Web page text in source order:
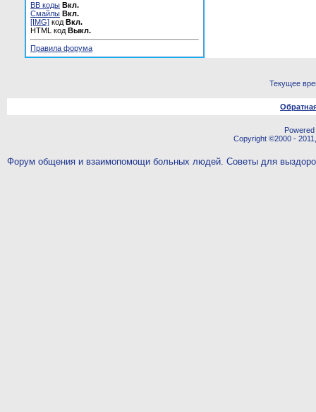
BB коды Вкл.
Смайлы Вкл.
[IMG] код Вкл.
HTML код Выкл.
Правила форума
Текущее
Copyright ©2000 -
Форум общения и взаимопомощи больных людей. Советы для